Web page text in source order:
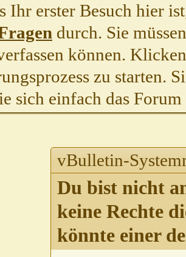
Ihr erster Besuch hier
durch. Sie
können.
zu starten.
sich einfach das
vBulletin-
Du bist nicht
keine Rechte
könnte einer